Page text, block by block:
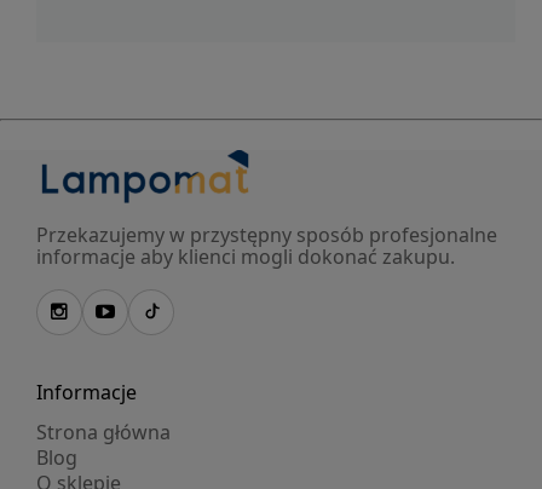
Przekazujemy w przystępny sposób profesjonalne
informacje aby klienci mogli dokonać zakupu.
Informacje
Strona główna
Blog
O sklepie